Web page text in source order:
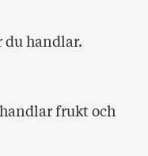
du handlar.
frukt och